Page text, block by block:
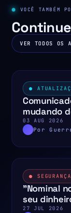
VOCÊ TAMBÉM
VER TODOS OS
●
mudando
03 AUG 2026
Por
● SEGURANÇA
"Nominal
seu
27 JUL 2026